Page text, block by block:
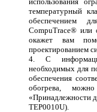
температурный
обеспечением
CompuTrace® или
окажет вам
проектированием
4. C
необходимых для
обеспечения
обогрева,
«Принадлежности
TEP0010U).